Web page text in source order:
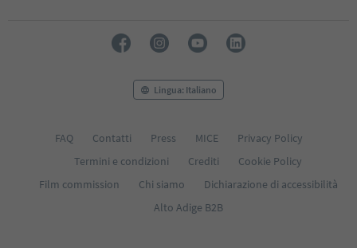
Lingua: Italiano
FAQ Contatti Press MICE
Privacy Policy
Termini e condizioni
Crediti
Cookie Policy
Film commission
Chi siamo
Dichiarazione di accessibilità
Alto Adige B2B